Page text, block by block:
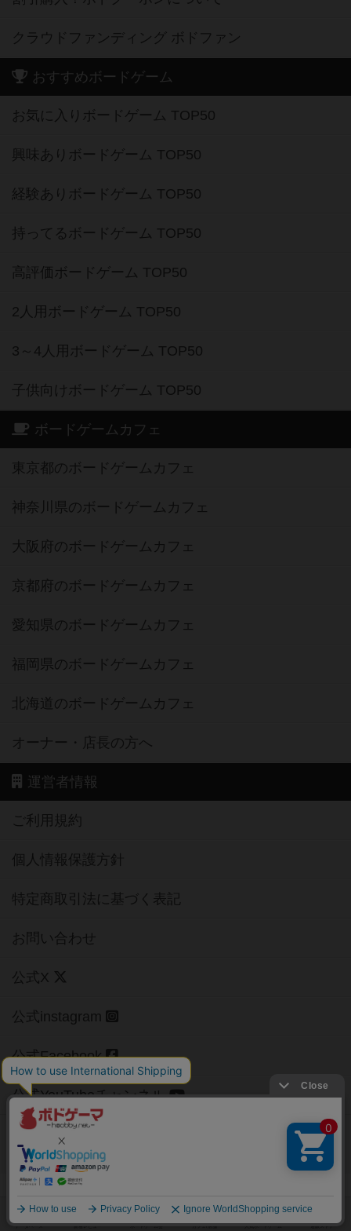
クラウドファンディング ボドファン
おすすめボードゲーム
お気に入りボードゲーム TOP50
興味ありボードゲーム TOP50
経験ありボードゲーム TOP50
持ってるボードゲーム TOP50
高評価ボードゲーム TOP50
2人用ボードゲーム TOP50
3～4人用ボードゲーム TOP50
子供向けボードゲーム TOP50
ボードゲームカフェ
東京都のボードゲームカフェ
神奈川県のボードゲームカフェ
大阪府のボードゲームカフェ
京都府のボードゲームカフェ
愛知県のボードゲームカフェ
福岡県のボードゲームカフェ
北海道のボードゲームカフェ
オーナー・店長の方へ
運営者情報
ご利用規約
個人情報保護方針
特定商取引法に基づく表記
お問い合わせ
公式X
公式instagram
公式Facebook
公式YouTubeチャンネル